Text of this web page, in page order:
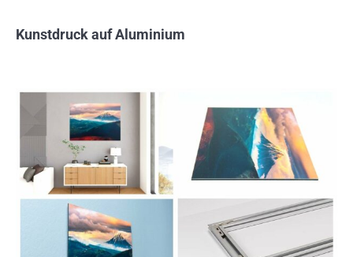
Kunstdruck auf Aluminium